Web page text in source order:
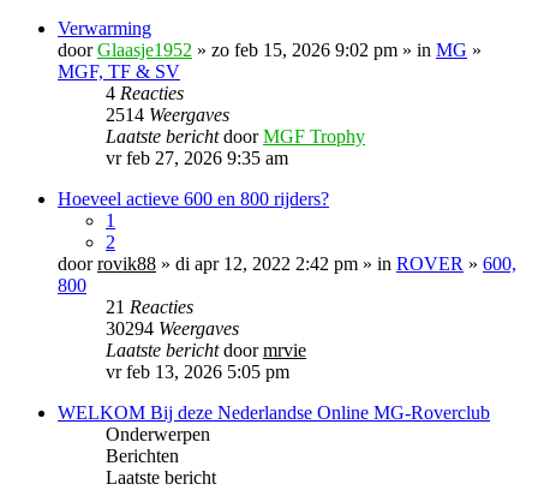
Verwarming
doorGlaasje1952 » zo feb 15, 2026 9:02 pm » in MG »
MGF, TF & SV
4 Reacties
2514 Weergaves
Laatste berichtdoorMGF Trophy
vr feb 27, 2026 9:35 am
Hoeveel actieve 600 en 800 rijders?
1
2
doorrovik88 » di apr 12, 2022 2:42 pm » in ROVER » 600,
800
21 Reacties
30294 Weergaves
Laatste berichtdoormrvie
vr feb 13, 2026 5:05 pm
WELKOM Bij deze Nederlandse Online MG-Roverclub
Onderwerpen
Berichten
Laatste bericht